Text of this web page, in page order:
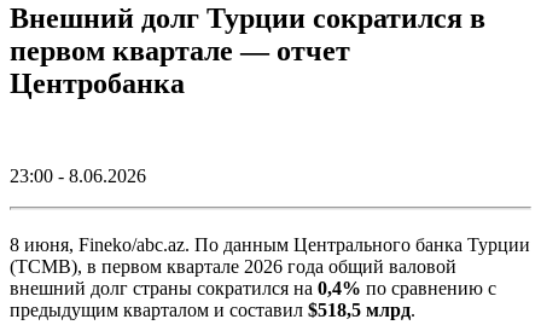
Внешний долг Турции сократился в
первом квартале — отчет
Центробанка
23:00 - 8.06.2026
8 июня, Fineko/abc.az. По данным Центрального банка Турции
(TCMB), в первом квартале 2026 года общий валовой
внешний долг страны сократился на 0,4% по сравнению с
предыдущим кварталом и составил $518,5 млрд.